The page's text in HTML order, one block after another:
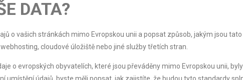
DATA?
o vašich stránkách mimo Evropskou unii a popsat způsob, jakým jsou
cloudové úložiště nebo jiné služby třetích stran.
o evropských obyvatelích, které jsou převáděny mimo Evropskou unii,